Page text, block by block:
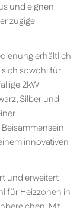
und eignen
zugige
erhältlich
sich sowohl für
2kW
Silber und
innovativen
und erweitert
für Heizzonen in